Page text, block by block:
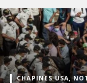
CHAPINES USA,